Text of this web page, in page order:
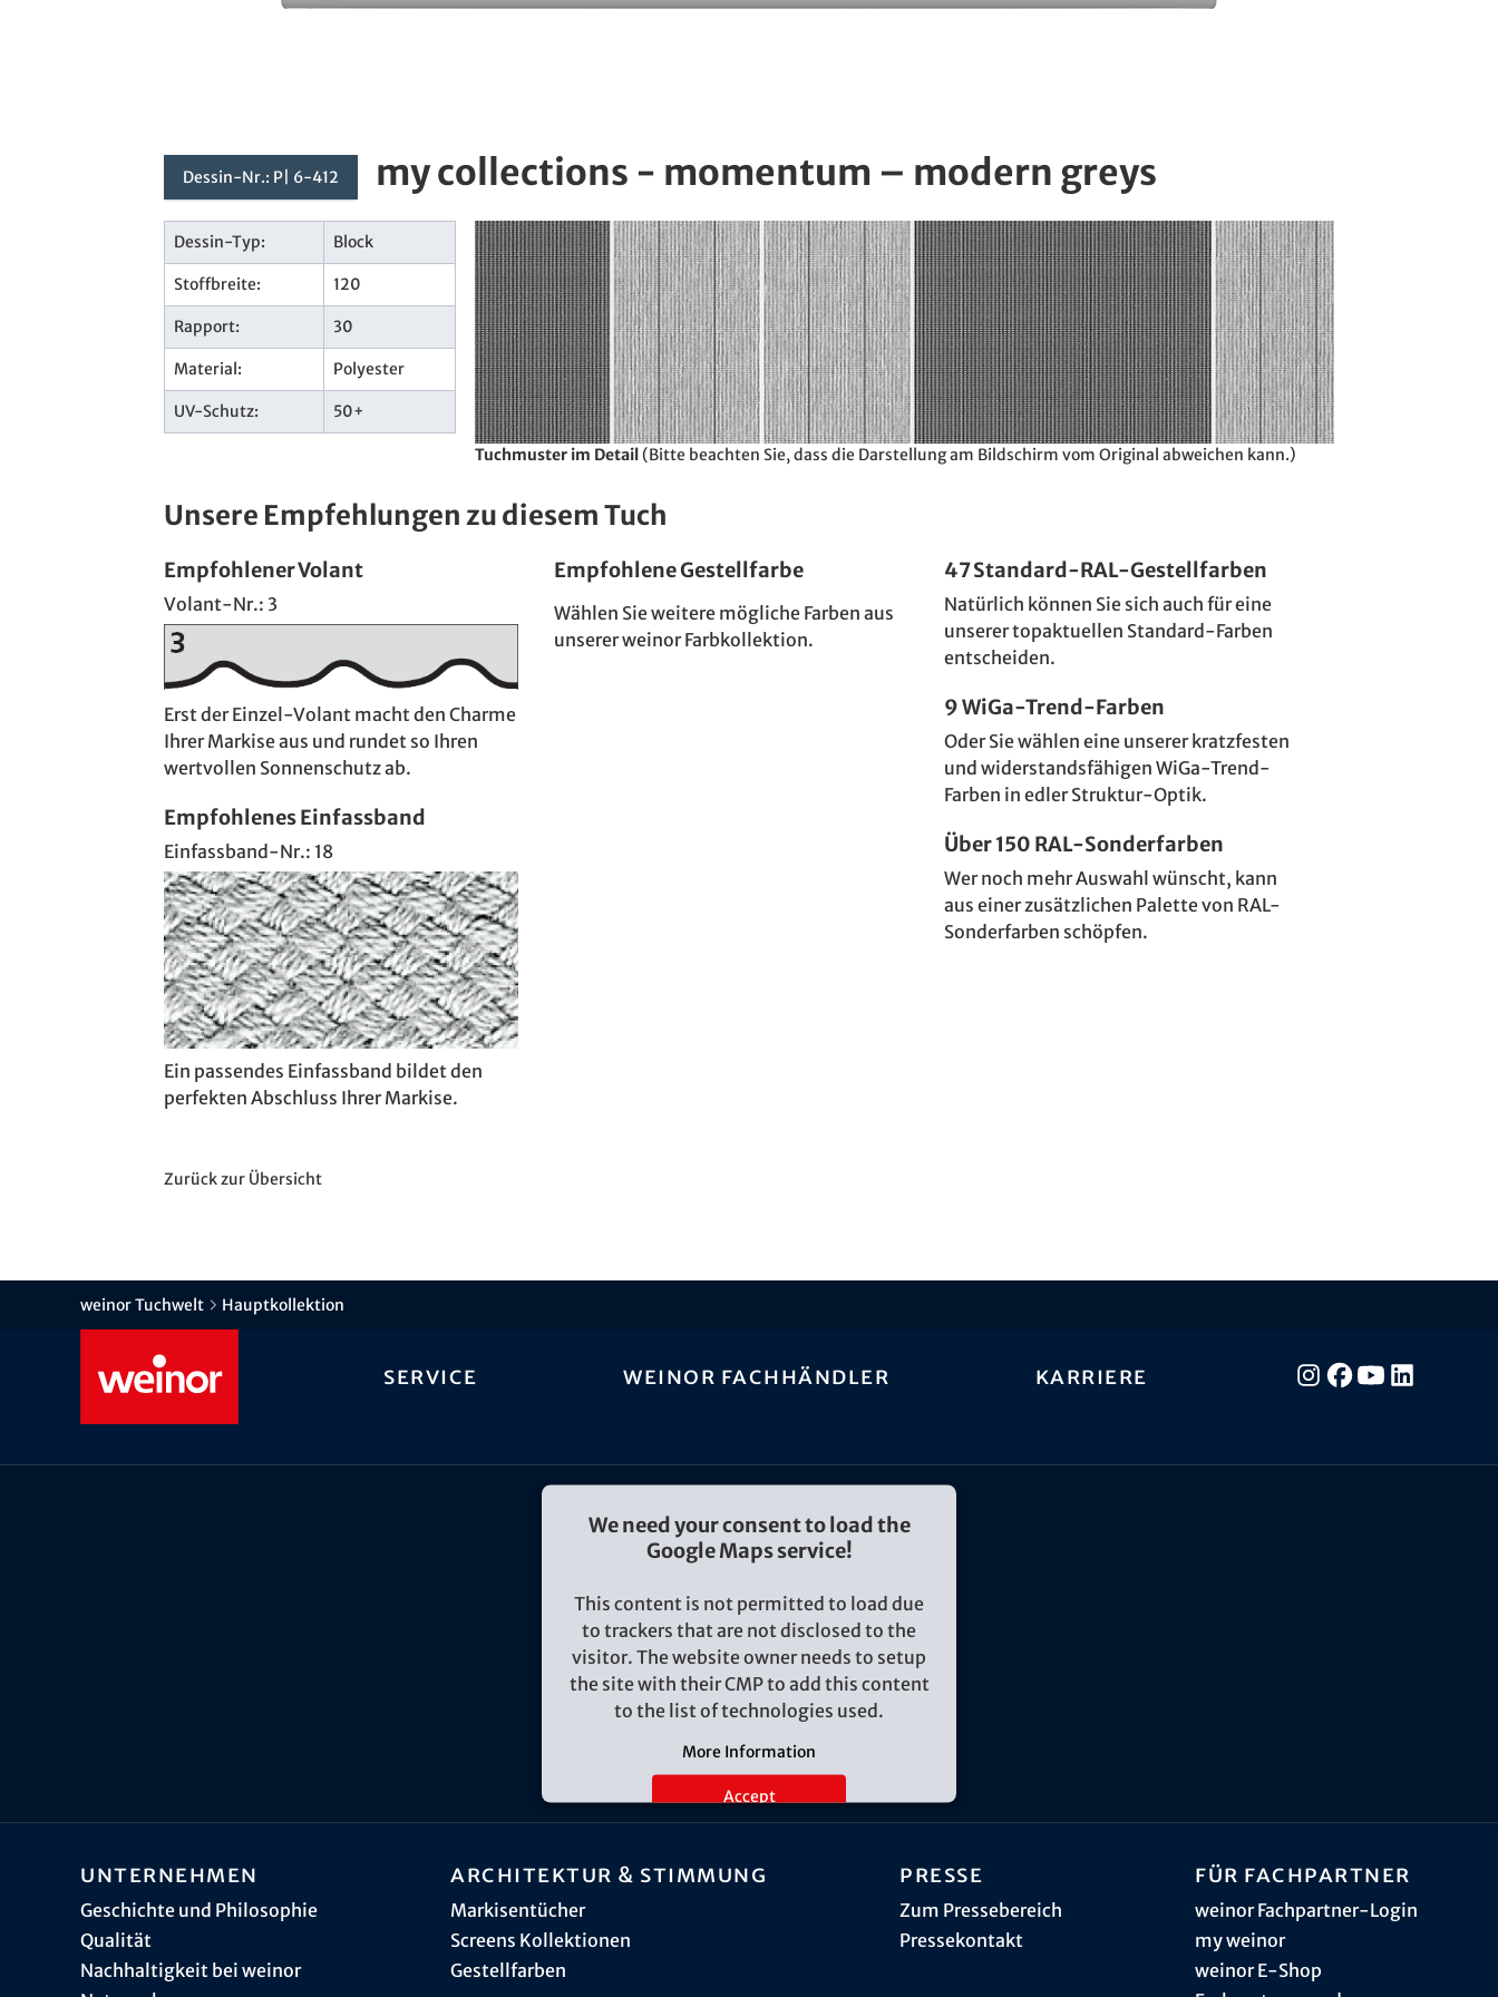
Dessin-Nr.: P| 6-412 my collections - momentum – modern greys
Dessin-Typ: Block
Stoffbreite: 120
Rapport: 30
Material: Polyester
UV-Schutz: 50+
Tuchmuster im Detail(Bitte beachten Sie, dass die Darstellung am Bildschirm vom Original abweichen kann.)
Unsere Empfehlungen zu diesem Tuch
Empfohlener Volant
Volant-Nr.: 3
Erst der Einzel-Volant macht den Charme
Ihrer Markise aus und rundet so Ihren
wertvollen Sonnenschutz ab.
Empfohlenes Einfassband
Einfassband-Nr.: 18
Ein passendes Einfassband bildet den
perfekten Abschluss Ihrer Markise.
Empfohlene Gestellfarbe
Wählen Sie weitere mögliche Farben aus
unserer weinor Farbkollektion.
47 Standard-RAL-Gestellfarben
Natürlich können Sie sich auch für eine
unserer topaktuellen Standard-Farben
entscheiden.
9 WiGa-Trend-Farben
Oder Sie wählen eine unserer kratzfesten
und widerstandsfähigen WiGa-Trend-
Farben in edler Struktur-Optik.
Über 150 RAL-Sonderfarben
Wer noch mehr Auswahl wünscht, kann
aus einer zusätzlichen Palette von RAL-
Sonderfarben schöpfen.
Zurück zur Übersicht
weinor Tuchwelt Hauptkollektion
Service weinor Fachhändler Karriere
Unternehmen
Geschichte und Philosophie
Qualität
Nachhaltigkeit bei weinor
Architektur & Stimmung
Markisentücher
Screens Kollektionen
Gestellfarben
Presse
Zum Pressebereich
Pressekontakt
Für Fachpartner
weinor Fachpartner-Login
my weinor
weinor E-Shop
We need your consent to load the
Google Maps service!
This content is not permitted to load due
to trackers that are not disclosed to the
visitor. The website owner needs to setup
the site with their CMP to add this content
to the list of technologies used.
More Information
Accept